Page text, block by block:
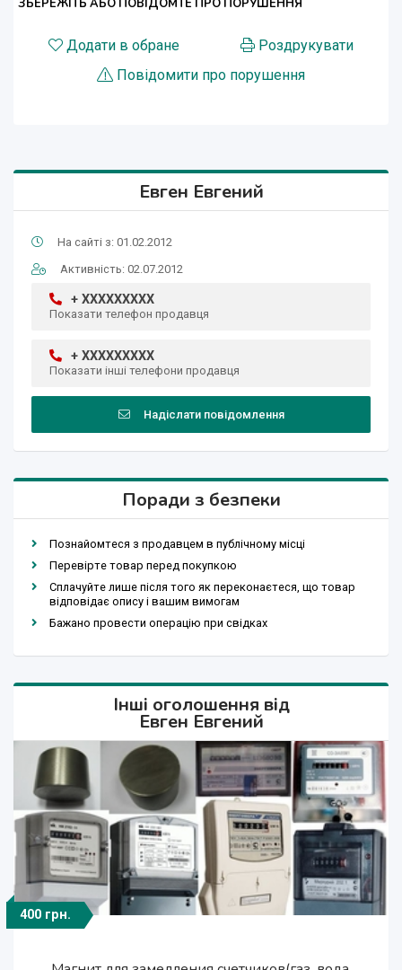
ЗБЕРЕЖІТЬ АБО ПОВІДОМТЕ ПРО ПОРУШЕННЯ
Додати в обране
Роздрукувати
Повідомити про порушення
Евген Евгений
На сайті з: 01.02.2012
Активність: 02.07.2012
+ XXXXXXXXX
Показати телефон продавця
+ XXXXXXXXX
Показати інші телефони продавця
Надіслати повідомлення
Поради з безпеки
Познайомтеся з продавцем в публічному місці
Перевірте товар перед покупкою
Сплачуйте лише після того як переконаєтеся, що товар
відповідає опису і вашим вимогам
Бажано провести операцію при свідках
Інші оголошення від
Евген Евгений
400 грн.
400 грн.
400 грн.
400 грн. 400 грн.
400 грн.
400 грн.
400 грн.
400 грн.